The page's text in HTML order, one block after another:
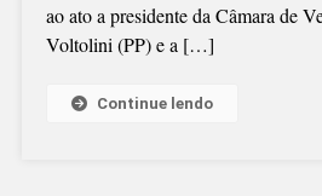
ao ato a presidente da Câmara de
Voltolini (PP) e a […]
Continue lendo